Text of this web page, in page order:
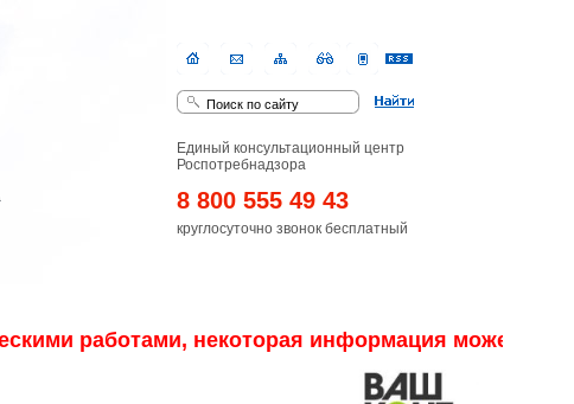
Единый консультационный центр
Роспотребнадзора
8 800 555 49 43
круглосуточно звонок бесплатный
работами, некоторая информация может